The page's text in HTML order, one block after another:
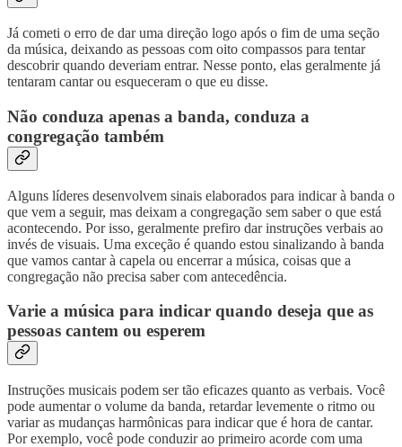
Já cometi o erro de dar uma direção logo após o fim de uma seção
da música, deixando as pessoas com oito compassos para tentar
descobrir quando deveriam entrar. Nesse ponto, elas geralmente já
tentaram cantar ou esqueceram o que eu disse.
Não conduza apenas a banda, conduza a
congregação também
Alguns líderes desenvolvem sinais elaborados para indicar à banda o
que vem a seguir, mas deixam a congregação sem saber o que está
acontecendo. Por isso, geralmente prefiro dar instruções verbais ao
invés de visuais. Uma exceção é quando estou sinalizando à banda
que vamos cantar à capela ou encerrar a música, coisas que a
congregação não precisa saber com antecedência.
Varie a música para indicar quando deseja que as
pessoas cantem ou esperem
Instruções musicais podem ser tão eficazes quanto as verbais. Você
pode aumentar o volume da banda, retardar levemente o ritmo ou
variar as mudanças harmônicas para indicar que é hora de cantar.
Por exemplo, você pode conduzir ao primeiro acorde com uma